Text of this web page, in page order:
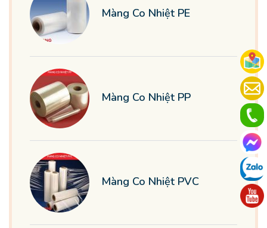
Màng Co Nhiệt PE
Màng Co Nhiệt PP
Màng Co Nhiệt PVC